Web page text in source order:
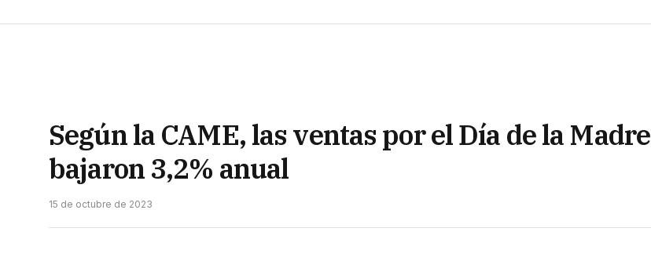
Según la CAME, las ventas por el Día de la Madre
bajaron 3,2% anual
15 de octubre de 2023